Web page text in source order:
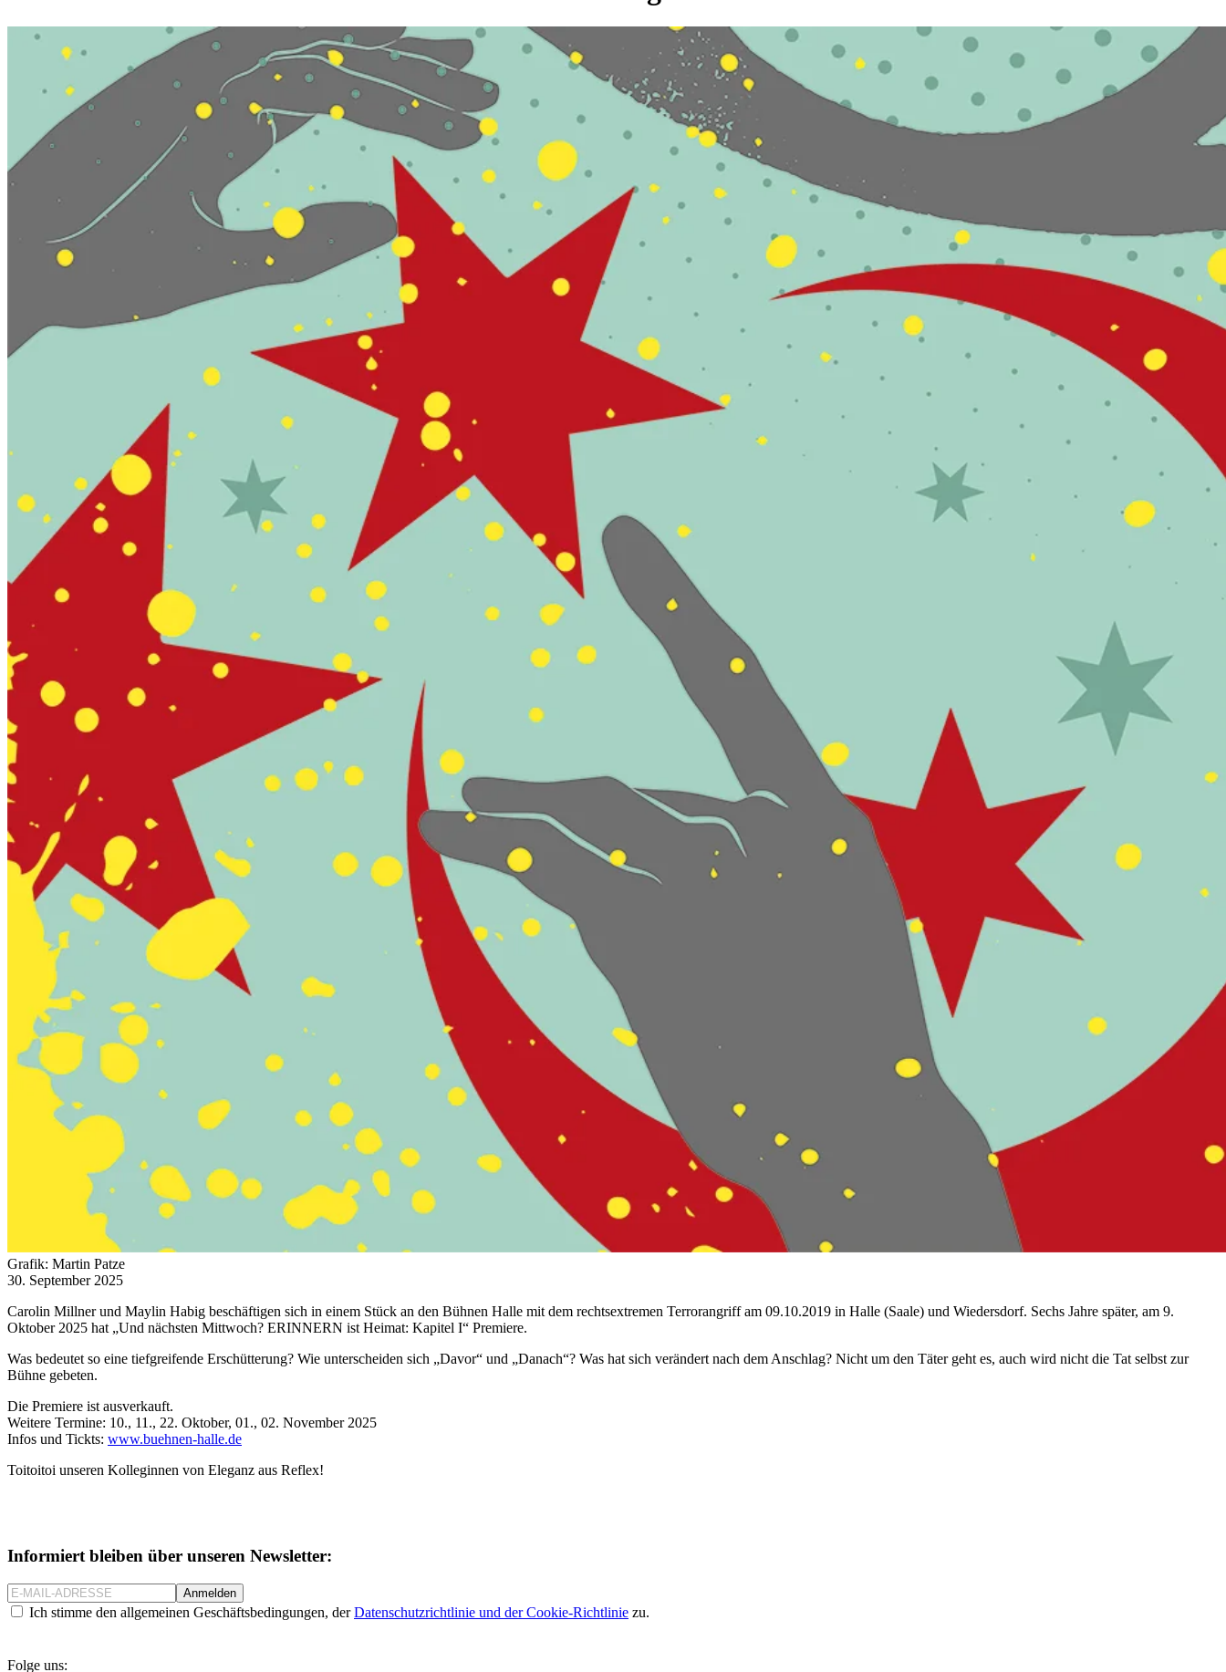
Grafik: Martin Patze
30. September 2025
Carolin Millner und Maylin Habig beschäftigen sich in einem Stück an den Bühnen Halle mit dem rechtsextremen Terrorangriff am 09.10.2019 in Halle (Saale) und Wiedersdorf. Sechs Jahre später, am 9.
Oktober 2025 hat „Und nächsten Mittwoch? ERINNERN ist Heimat: Kapitel I“ Premiere.
Was bedeutet so eine tiefgreifende Erschütterung? Wie unterscheiden sich „Davor“ und „Danach“? Was hat sich verändert nach dem Anschlag? Nicht um den Täter geht es, auch wird nicht die Tat selbst zur
Bühne gebeten.
Die Premiere ist ausverkauft.
Weitere Termine: 10., 11., 22. Oktober, 01., 02. November 2025
Infos und Tickts: www.buehnen-halle.de
Toitoitoi unseren Kolleginnen von Eleganz aus Reflex!
Informiert bleiben über unseren Newsletter:
Anmelden
Ich stimme den allgemeinen Geschäftsbedingungen, derDatenschutzrichtlinie und der Cookie-Richtlinie zu.
Folge uns: